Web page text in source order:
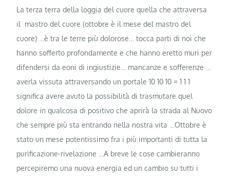
La terza terra della loggia del cuore quella che attraversa
il mastro del cuore (ottobre è il mese del mastro del
cuore) …è tra le terre più dolorose… tocca parti di noi che
hanno sofferto profondamente e che hanno eretto muri per
difendersi da eoni di ingiustizie… mancanze e sofferenze …
averla vissuta attraversando un portale 10 10 10 = 1 1 1
significa avere avuto la possibilità di trasmutare quel
dolore in qualcosa di positivo che aprirà la strada al Nuovo
che sempre più sta entrando nella nostra vita …Ottobre è
stato un mese potentissimo fra i più importanti di tutta la
purificazione-rivelazione …A breve le cose cambieranno
percepiremo una nuova energia ed un cambio su tutti i